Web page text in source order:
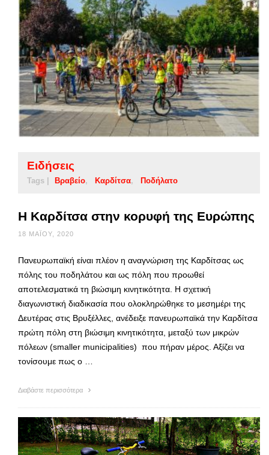
Ειδήσεις
Tags | Βραβείο Καρδίτσα Ποδήλατο
Η Καρδίτσα στην κορυφή της Ευρώπης
18 ΜΑΪ́ΟΥ, 2020
Πανευρωπαϊκή είναι πλέον η αναγνώριση της Καρδίτσας ως
πόλης του ποδηλάτου και ως πόλη που προωθεί
αποτελεσματικά τη βιώσιμη κινητικότητα. Η σχετική
διαγωνιστική διαδικασία που ολοκληρώθηκε το μεσημέρι της
Δευτέρας στις Βρυξέλλες, ανέδειξε πανευρωπαϊκά την Καρδίτσα
πρώτη πόλη στη βιώσιμη κινητικότητα, μεταξύ των μικρών
πόλεων (smaller municipalities) που πήραν μέρος. Αξίζει να
τονίσουμε πως ο …
Διαβάστε περισσότερα